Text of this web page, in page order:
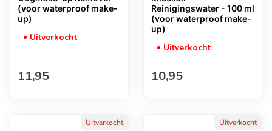
(voor waterproof make-
up)
Uitverkocht
Normale prijs
11,95
Reinigingswater - 100 ml
(voor waterproof make-
up)
Uitverkocht
Normale prijs
10,95
Uitverkocht Uitverkocht